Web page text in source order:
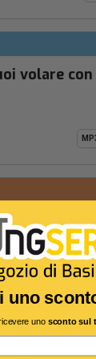
volare con
volare con
Voce
uno
uno sconto sul